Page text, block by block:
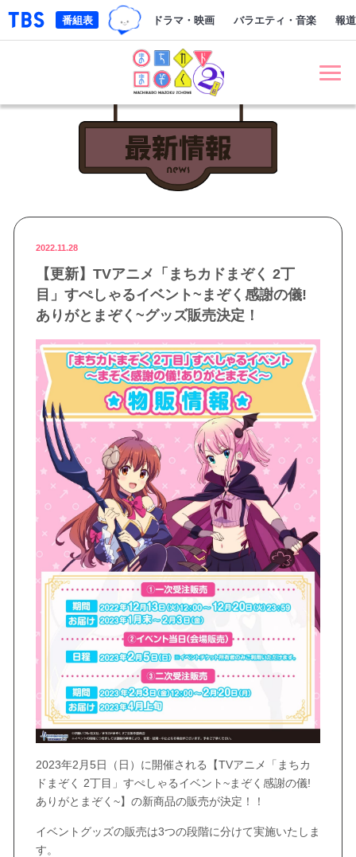
「TBSテレビ｜ときめくときを。」トップページ
TBSグループキャラクター『ワクテ
ドラマ・映画 バラエティ・音楽 報
番組表
最新情報
2022.11.28
【更新】TVアニメ「まちカドまぞく 2丁
目」すぺしゃるイベント~まぞく感謝の儀!
ありがとまぞく~グッズ販売決定！
2023年2月5日（日）に開催される【TVアニメ「まちカ
ドまぞく 2丁目」すぺしゃるイベント~まぞく感謝の儀!
ありがとまぞく~】の新商品の販売が決定！！
イベントグッズの販売は3つの段階に分けて実施いたしま
す。